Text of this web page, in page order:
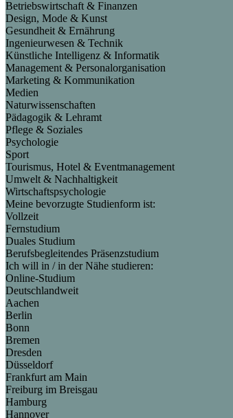
Betriebswirtschaft & Finanzen
Design, Mode & Kunst
Gesundheit & Ernährung
Ingenieurwesen & Technik
Künstliche Intelligenz & Informatik
Management & Personalorganisation
Marketing & Kommunikation
Medien
Naturwissenschaften
Pädagogik & Lehramt
Pflege & Soziales
Psychologie
Sport
Tourismus, Hotel & Eventmanagement
Umwelt & Nachhaltigkeit
Wirtschaftspsychologie
Meine bevorzugte Studienform ist:
Vollzeit
Fernstudium
Duales Studium
Berufsbegleitendes Präsenzstudium
Ich will in / in der Nähe studieren:
Online-Studium
Deutschlandweit
Aachen
Berlin
Bonn
Bremen
Dresden
Düsseldorf
Frankfurt am Main
Freiburg im Breisgau
Hamburg
Hannover